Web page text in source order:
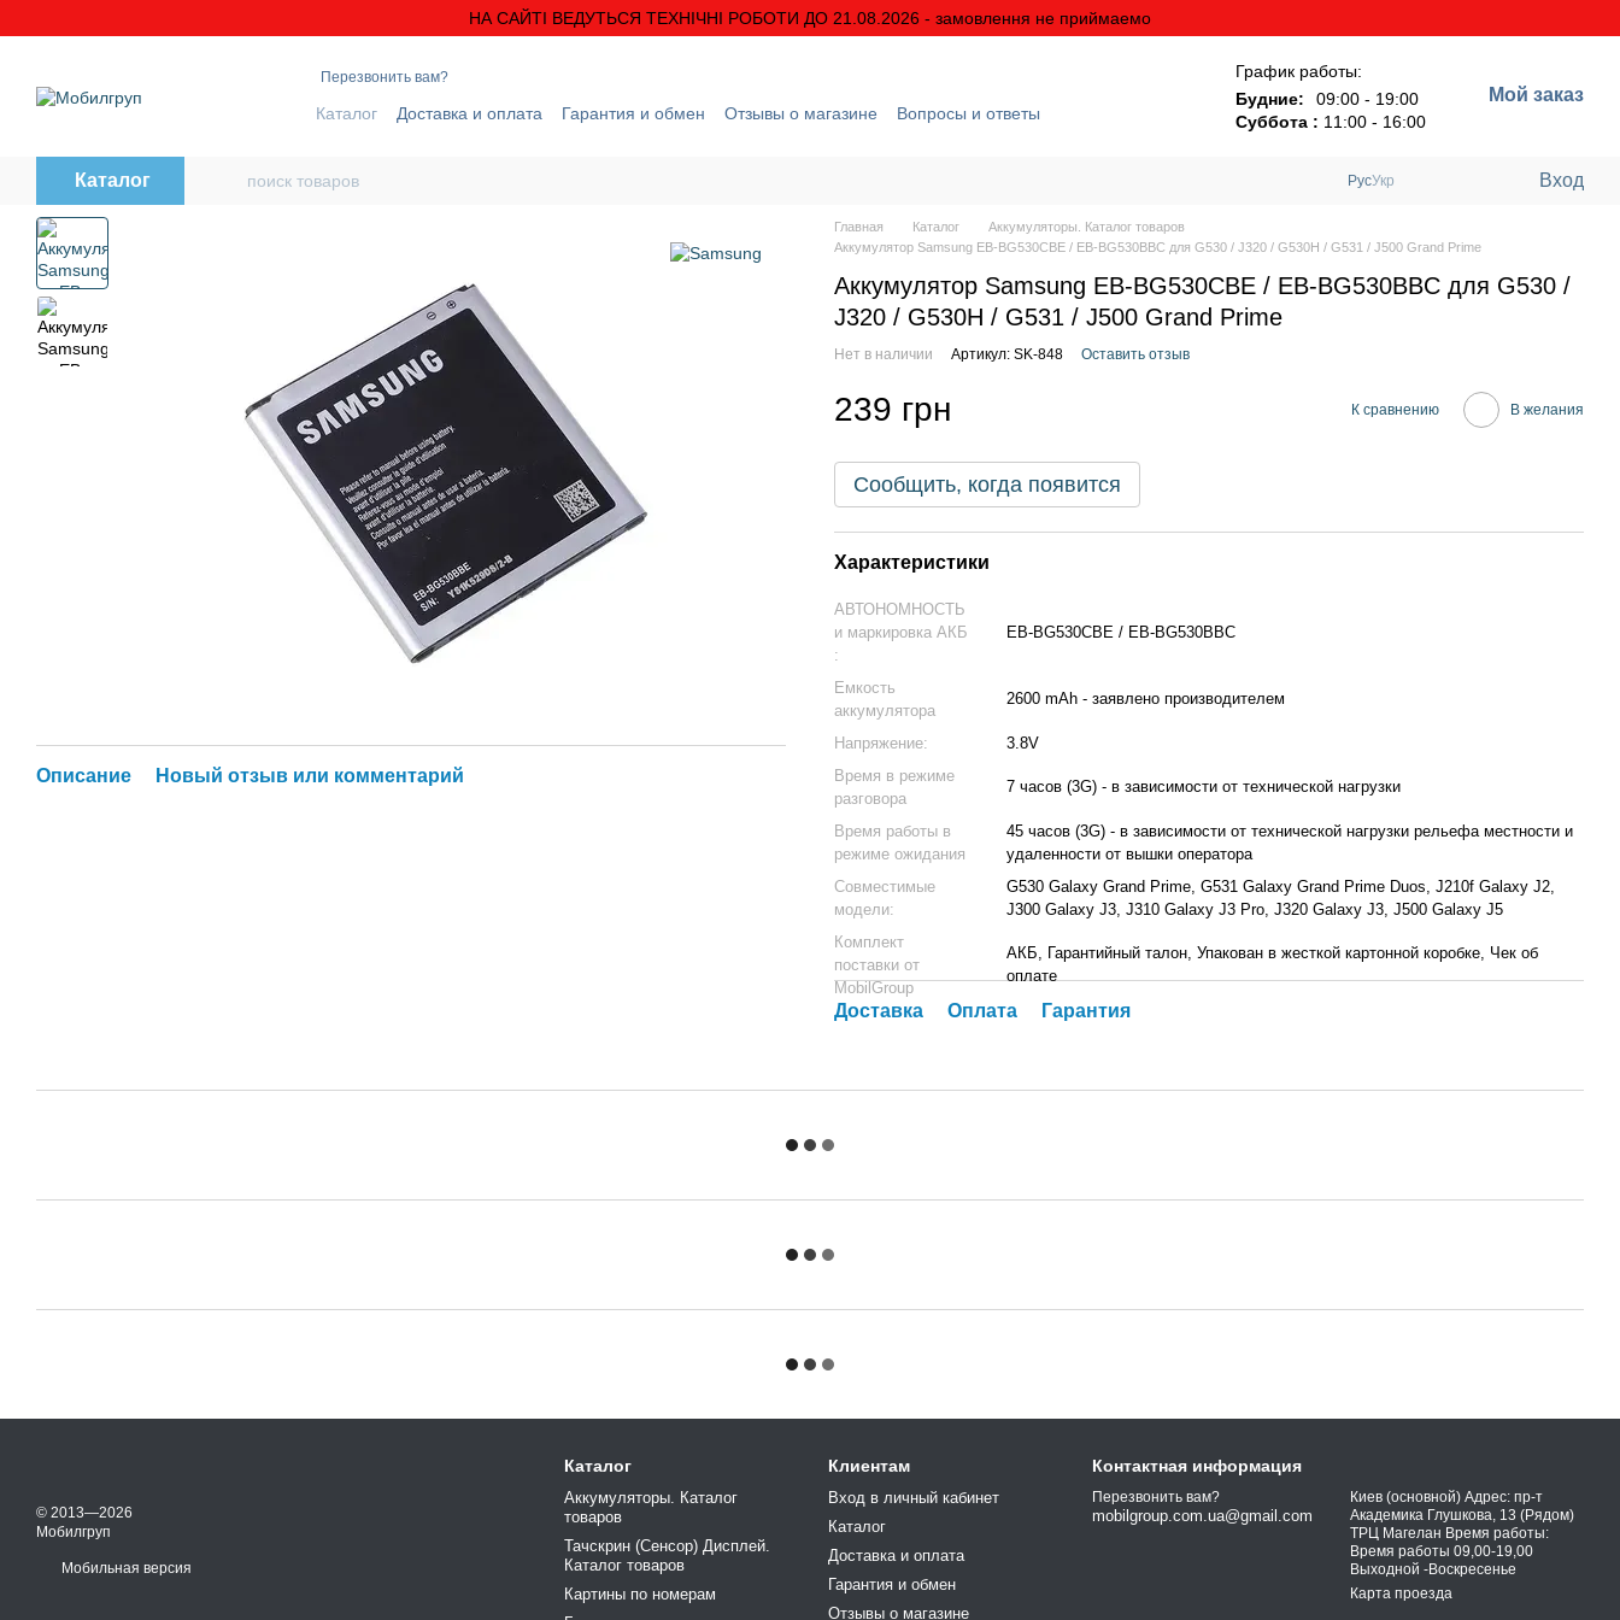
НА САЙТІ ВЕДУТЬСЯ ТЕХНІЧНІ РОБОТИ ДО 21.08.2026 - замовлення не приймаемо
Перезвонить вам?
Каталог Доставка и оплата Гарантия и обмен Отзывы о магазине
Вопросы и ответы
График работы:
Будние:
09:00 - 19:00
Суббота : 11:00 - 16:00
Мой заказ
Каталог РусУкр Вход
Описание Новый отзыв или комментарий
Главная Каталог
Аккумуляторы. Каталог товаров
Аккумулятор Samsung EB-BG530CBE / EB-BG530BBC для G530 / J320 / G530H / G531 / J500 Grand Prime
Аккумулятор Samsung EB-BG530CBE / EB-BG530BBC для G530 /
J320 / G530H / G531 / J500 Grand Prime
Нет в наличии Артикул: SK-848 Оставить отзыв
239 грн К сравнению В желания
Сообщить, когда появится
Характеристики
АВТОНОМНОСТЬ
и маркировка АКБ
:
EB-BG530CBE / EB-BG530BBC
Емкость
аккумулятора
2600 mAh - заявлено производителем
Напряжение:
3.8V
Время в режиме
разговора
7 часов (3G) - в зависимости от технической нагрузки
Время работы в
режиме ожидания
45 часов (3G) - в зависимости от технической нагрузки рельефа местности и
удаленности от вышки оператора
Совместимые
модели:
G530 Galaxy Grand Prime, G531 Galaxy Grand Prime Duos, J210f Galaxy J2,
J300 Galaxy J3, J310 Galaxy J3 Pro, J320 Galaxy J3, J500 Galaxy J5
Комплект
поставки от
MobilGroup
АКБ, Гарантийный талон, Упакован в жесткой картонной коробке, Чек об
оплате
Доставка Оплата Гарантия
© 2013—2026
Мобилгруп
Мобильная версия
Каталог
Аккумуляторы. Каталог
товаров
Тачскрин (Сенсор) Дисплей.
Каталог товаров
Картины по номерам
Клиентам
Вход в личный кабинет
Каталог
Доставка и оплата
Гарантия и обмен
Отзывы о магазине
Контактная информация
Перезвонить вам?
mobilgroup.com.ua@gmail.com
Киев (основной) Адрес: пр-т
Академика Глушкова, 13 (Рядом)
ТРЦ Магелан Время работы:
Время работы 09,00-19,00
Выходной -Воскресенье
Карта проезда